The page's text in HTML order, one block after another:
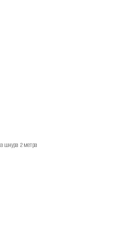
шнура 2 метра